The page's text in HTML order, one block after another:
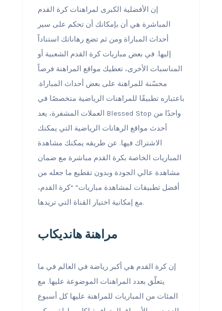
إن الأفضلية الكبرى لمراهنات كرة القدم
المباشرة هي أن بإمكانك أن تحكم على سير
أحداث المباراة ومن ثم تضع رهاناتك استناداً
إليها. في بعض مباريات كرة القدم الشعبية أو
المناسبات الأخرى، تعطيك مواقع المراهنة فرصاً
محسّنة للمراهنة على بعض أحداث المباراة.
باعتباره تطبيقًا للمراهنات الرياضية متخصصًا في
العملات المشفرة، يعد Blessed Stop واحدًا من
أحدث مواقع الرهانات الرياضية التي يمكنك
الاشتراك فيها. عن طريقه يمكنك مشاهدة
المباريات الخاصة بكرة القدم مباشرة مع ضمان
مشاهدة عالي الجودة وبدون تقطيع ما جعله من
أفضل تطبيقات لمشاهدة مباريات” “كرة القدم،
مع إمكانية اختيار القناة التي تريدها.
مراهنة هانديكاب
إن كرة القدم هي أكبر رياضة في العالم في ما
يتعلّق بعدد المراهنات الموضوعة عليها. مع
المئات من المباريات للمراهنة عليها كل أسبوع